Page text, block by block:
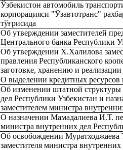
Ўзбекистон автомобиль
корпорацияси "Ўзавтотранс"
тўғрисида
Об утверждении заместителей
Центрального банка Республики
Об утверждении Х.Халилова
правления Республиканского
заготовке, хранению и
О выделении кредитных ресурсов
Об изменении штатной
дел Республики Узбекистан и
заместителем министра
О назначении Мамадалиева И.Т.
министра внутренних дел
Об освобождении Муратходжаева
заместителя министра